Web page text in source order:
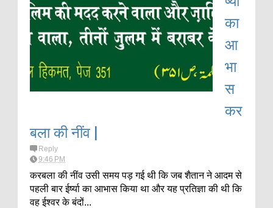
का
आ
भा
स
कर
बला की नींव |
Reply
9:46 PM
करबला की नींव उसी समय पड़ गई थी कि जब शैतान ने आदम से
पहली बार ईर्ष्या का आभास किया था और यह प्रतिज्ञा की थी कि
वह ईश्वर के बंदों...